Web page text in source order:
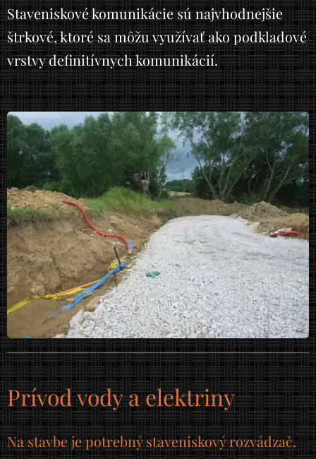
Staveniskové komunikácie sú najvhodnejšie
štrkové, ktoré sa môžu využívať ako podkladové
vrstvy definitívnych komunikácií.
Prívod vody a elektriny
Na stavbe je potrebný staveniskový rozvádzač.